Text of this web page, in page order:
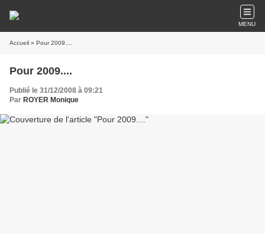
MENU
Accueil » Pour 2009....
Pour 2009....
Publié le 31/12/2008 à 09:21
Par ROYER Monique